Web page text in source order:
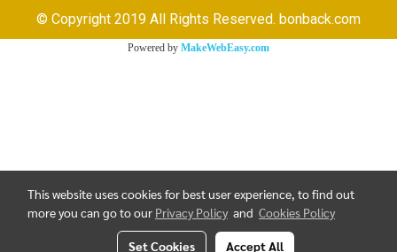
© Copyright 2019 All Rights Reserved. bonback.com
Powered by MakeWebEasy.com
This website uses cookies for best user experience, to find out
more you can go to our Privacy Policy and Cookies Policy
Set Cookies Accept All